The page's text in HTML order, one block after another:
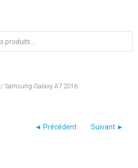
/ Samsung Galaxy A7 2016